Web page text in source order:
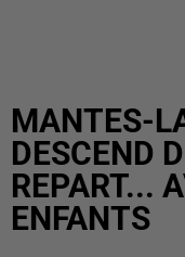
MANTES-
DESCEND
REPART...
ENFANTS